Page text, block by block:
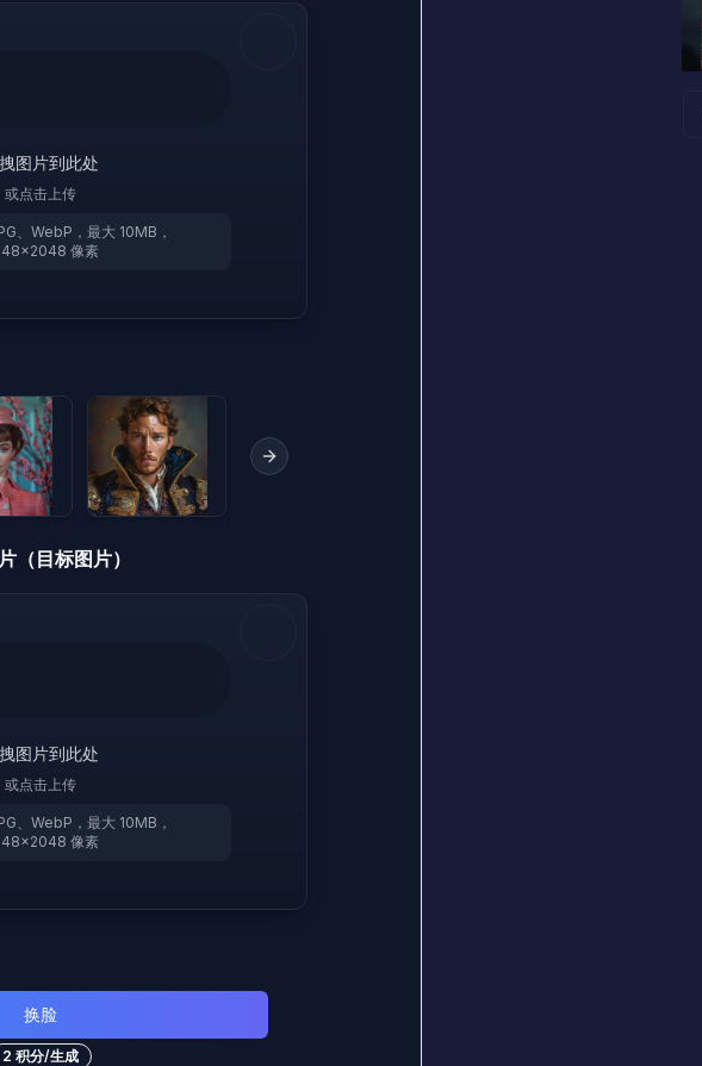
图片到此处
或点击上传
、WebP，最大 10MB，
像素
Next slide
（目标图片）
图片到此处
或点击上传
、WebP，最大 10MB，
像素
换脸
2 积分/生成